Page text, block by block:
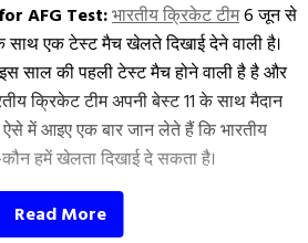
यादव से छिनी टी20 की कप्तान, टीम इंडिया
सकता मौका
होने की वजह से भारतीय क्रिकेट टीम में
मौका दिया जा सकता है। ऋतुराज पहले भी
थे और उन्होंने एक ऐतिहासिक शतक भी लगाया
Next Article
AFG Test:भारतीय क्रिकेट टीम6 जून से
साथ एक टेस्ट मैच खेलते दिखाई देने वाली है।
साल की पहली टेस्ट मैच होने वाली है है और
क्रिकेट टीम अपनी बेस्ट 11 के साथ मैदान
में आइए एक बार जान लेते हैं कि भारतीय
हमें खेलता दिखाई दे सकता है।
टेस्ट मैच